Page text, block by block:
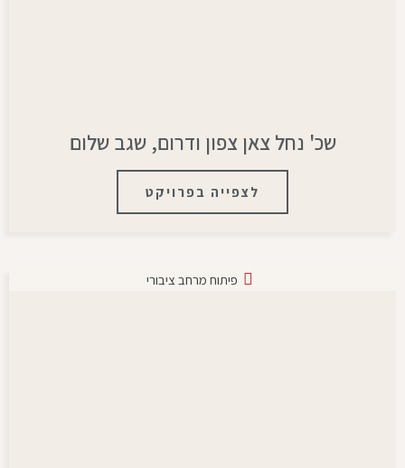
שכ' נחל צאן צפון ודרום, שגב שלום
לצפייה בפרויקט
פיתוח מרחב ציבורי